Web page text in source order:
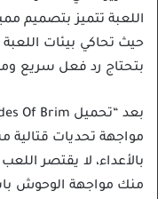
اللعبة تتميز بتصميم
حيث تحاكي بيئات
بتحتاج رد فعل سريع
مواجهة تحديات قتالية
بالأعداء، لا يقتصر
منك مواجهة الوحوش